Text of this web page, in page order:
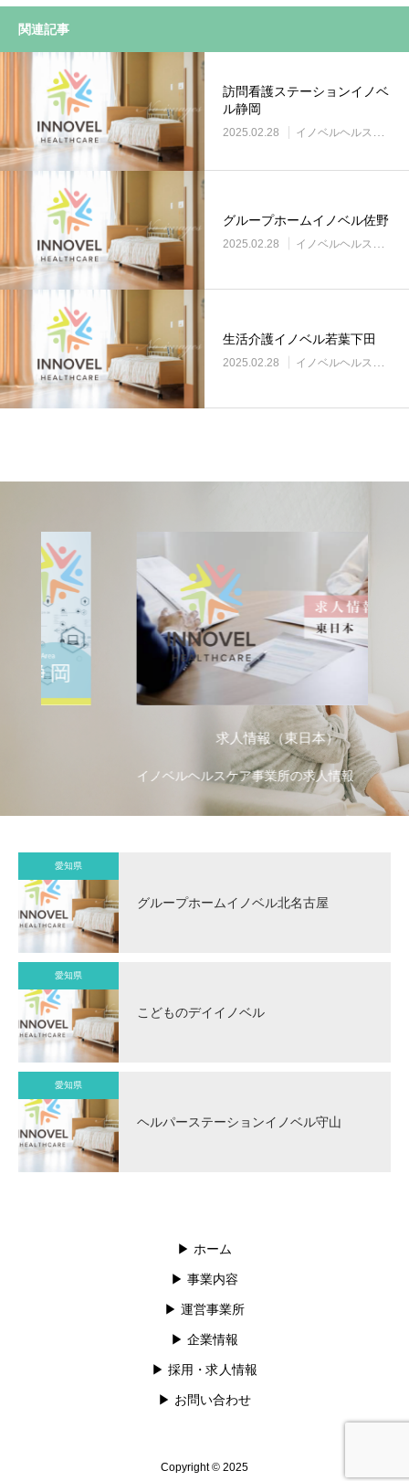
関連記事
訪問看護ステーションイノベ
ル静岡
2025.02.28 イノベルヘルスケア事業所
グループホームイノベル佐野
2025.02.28 イノベルヘルスケア事業所
生活介護イノベル若葉下田
2025.02.28 イノベルヘルスケア事業所
求人情報（東日本）
イノベルヘルスケア事業所の求人情報
愛知県
グループホームイノベル北名古屋
愛知県
こどものデイイノベル
愛知県
ヘルパーステーションイノベル守山
▶︎ ホーム
▶︎ 事業内容
▶︎ 運営事業所
▶︎ 企業情報
▶︎ 採用・求人情報
▶︎ お問い合わせ
Copyright © 2025